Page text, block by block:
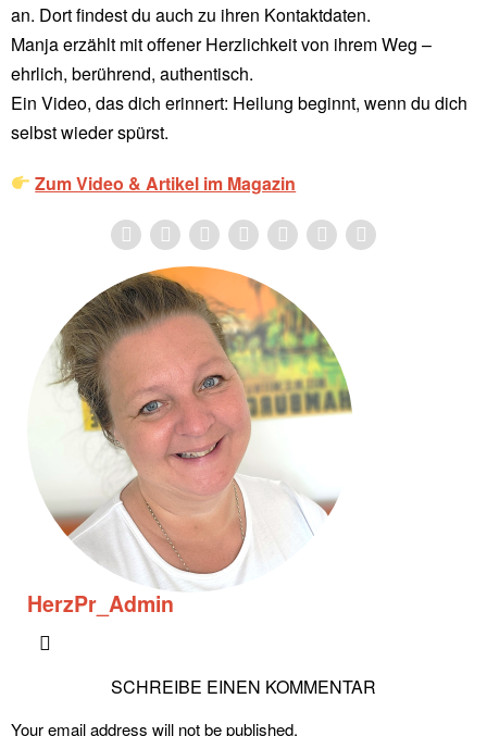
an. Dort findest du auch zu ihren Kontaktdaten.
Manja erzählt mit offener Herzlichkeit von ihrem Weg –
ehrlich, berührend, authentisch.
Ein Video, das dich erinnert: Heilung beginnt, wenn du dich
selbst wieder spürst.
Zum Video & Artikel im Magazin
HerzPr_Admin
SCHREIBE EINEN KOMMENTAR
Your email address will not be published.